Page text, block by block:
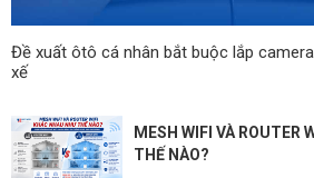
Đề xuất ôtô cá nhân bắt buộc lắp
xế
MESH WIFI VÀ ROUTER
THẾ NÀO?